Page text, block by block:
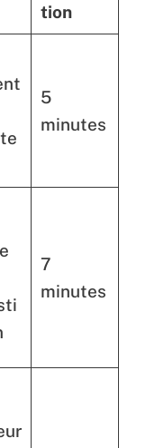
tion
5
minutes
7
minutes